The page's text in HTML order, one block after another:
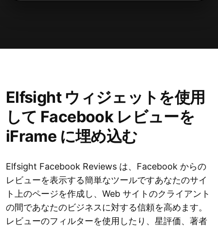
Elfsight ウィジェットを使用
して Facebook レビューを
iFrame に埋め込む
Elfsight Facebook Reviews は、Facebook からの
レビューを表示する簡単なツールですあなたのサイ
ト上のページを作成し、Web サイトのクライアント
の間であなたのビジネスに対する信頼を高めます。
レビューのフィルターを使用したり、星評価、著者